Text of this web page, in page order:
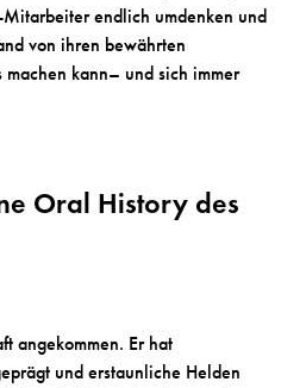
endlich umdenken und
von ihren bewährten
kann– und sich immer
Oral History des
angekommen. Er hat
und erstaunliche Helden